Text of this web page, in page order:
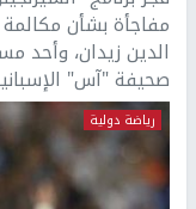
مفاجأة بشأن
الدين زيدان، وأحد
صحيفة "آس"
رياضة دولية